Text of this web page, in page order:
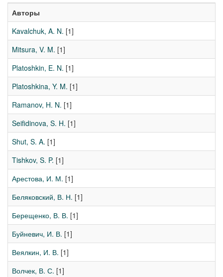
Авторы
Kavalchuk, A. N. [1]
Mitsura, V. M. [1]
Platoshkin, E. N. [1]
Platoshkina, Y. M. [1]
Ramanov, H. N. [1]
Seifidinova, S. H. [1]
Shut, S. A. [1]
Tishkov, S. P. [1]
Арестова, И. М. [1]
Беляковский, В. Н. [1]
Берещенко, В. В. [1]
Буйневич, И. В. [1]
Веялкин, И. В. [1]
Волчек, В. С. [1]